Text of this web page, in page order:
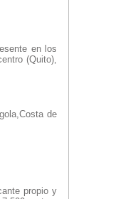
en los
(Quito),
de
propio y